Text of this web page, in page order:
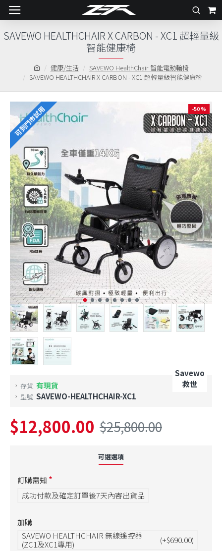
健康/生活
SAVEWO HealthChair 智能電動輪椅
SAVEWO HEALTHCHAIR X CARBON - XC1 超輕量級智能健康椅
SAVEWO HEALTHCHAIR X CARBON - XC1 超輕量級
智能健康椅
可到門市試用 -50 %
存貨: 有現貨
型號: SAVEWO-HEALTHCHAIR-XC1
Savewo
救世
$12,800.00 $25,800.00
可選選項
訂購需知
成功付款及確定訂單後7天內寄出貨品
加購
SAVEWO HEALTHCHAIR 無線遙控器
(ZC1及XC1專用)
(+$690.00)